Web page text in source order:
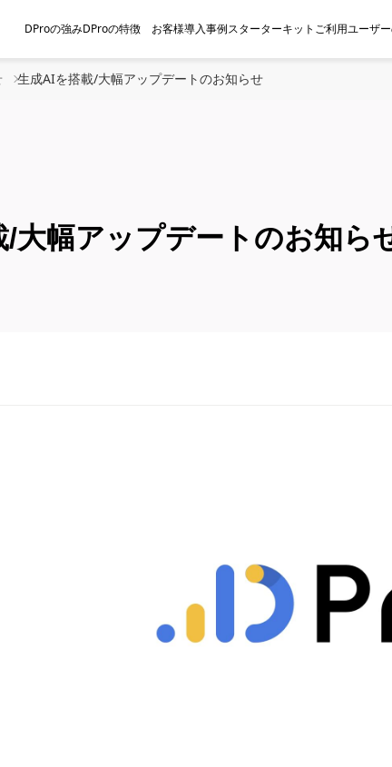
DProの強みDProの特徴 お客様導入事例スターターキット ご利用ユーザ
生成AIを搭載/大幅アップデートのお知らせ
大幅アップデートのお知ら